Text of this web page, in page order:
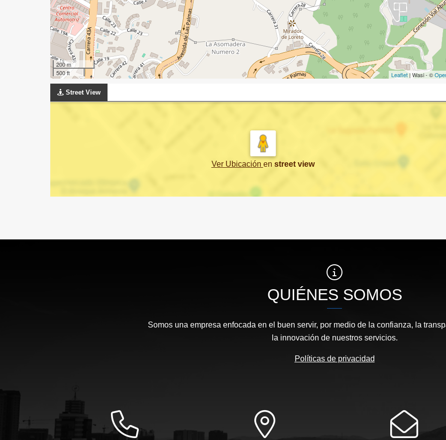
200 m
500 ft
Leaflet | Wasi - ©
Street View
Ver Ubicación en street view
QUIÉNES SOMOS
Somos una empresa enfocada en el buen servir, por medio de la confianza, la
la innovación de nuestros servicios.
Políticas de privacidad